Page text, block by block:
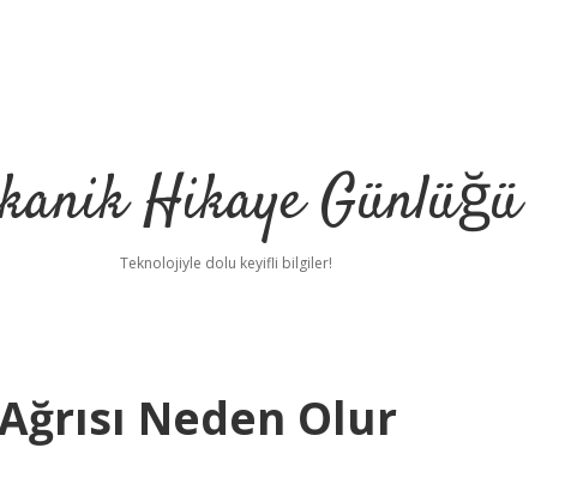
Hikaye Günlüğü
Teknolojiyle dolu keyifli bilgiler!
Neden Olur